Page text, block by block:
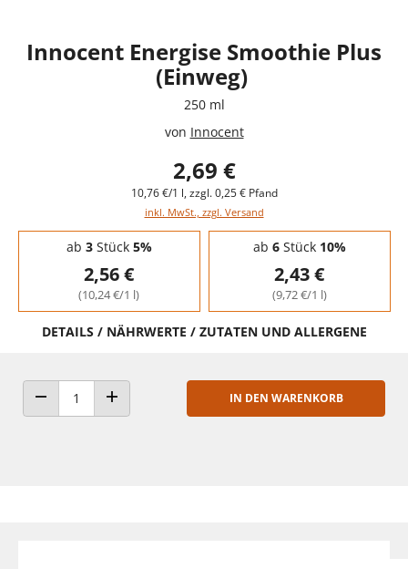
Innocent Energise Smoothie Plus
(Einweg)
250 ml
von Innocent
2,69 €
10,76 €/1 l, zzgl. 0,25 € Pfand
inkl. MwSt., zzgl. Versand
Staffelpreise - Mengenrabatt
ab 3Stück 5%
2,56 €
(10,24 €/1 l)
ab 6Stück 10%
2,43 €
(9,72 €/1 l)
DETAILS / NÄHRWERTE / ZUTATEN UND ALLERGENE
ANZAHL VERRINGERNANZAHL ERHÖHEN
IN DEN WARENKORB